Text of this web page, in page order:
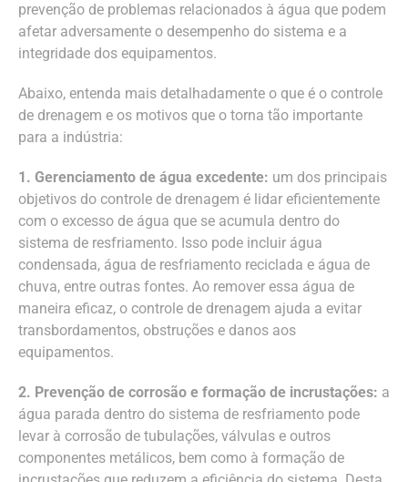
prevenção de problemas relacionados à água que podem
afetar adversamente o desempenho do sistema e a
integridade dos equipamentos.
Abaixo, entenda mais detalhadamente o que é o controle
de drenagem e os motivos que o torna tão importante
para a indústria:
1. Gerenciamento de água excedente: um dos principais
objetivos do controle de drenagem é lidar eficientemente
com o excesso de água que se acumula dentro do
sistema de resfriamento. Isso pode incluir água
condensada, água de resfriamento reciclada e água de
chuva, entre outras fontes. Ao remover essa água de
maneira eficaz, o controle de drenagem ajuda a evitar
transbordamentos, obstruções e danos aos
equipamentos.
2. Prevenção de corrosão e formação de incrustações: a
água parada dentro do sistema de resfriamento pode
levar à corrosão de tubulações, válvulas e outros
componentes metálicos, bem como à formação de